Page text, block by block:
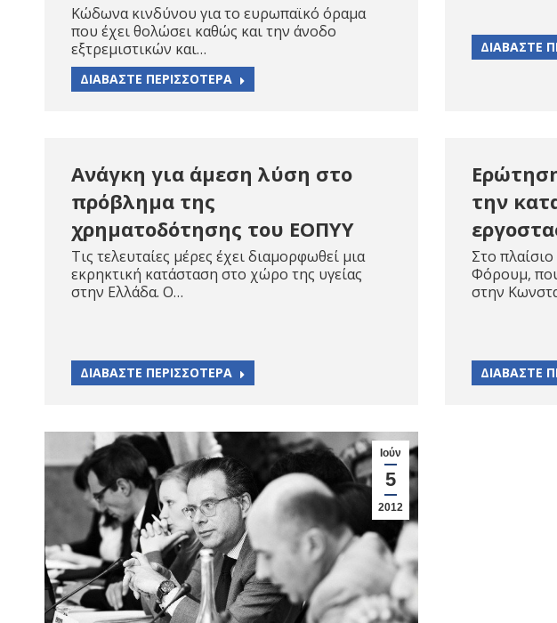
Κώδωνα κινδύνου για το ευρωπαϊκό όραμα
που έχει θολώσει καθώς και την άνοδο
εξτρεμιστικών και…
ΔΙΑΒΑΣΤΕ ΠΕΡΙΣΣΟΤΕΡΑ
ΔΙΑΒΑΣΤΕ
Ανάγκη για άμεση λύση στο
πρόβλημα της
χρηματοδότησης του ΕΟΠΥΥ
Τις τελευταίες μέρες έχει διαμορφωθεί μια
εκρηκτική κατάσταση στο χώρο της υγείας
στην Ελλάδα. Ο…
ΔΙΑΒΑΣΤΕ ΠΕΡΙΣΣΟΤΕΡΑ
την
Στο
Φόρουμ,
στην
ΔΙΑΒΑΣΤΕ
Ιούν
5
2012